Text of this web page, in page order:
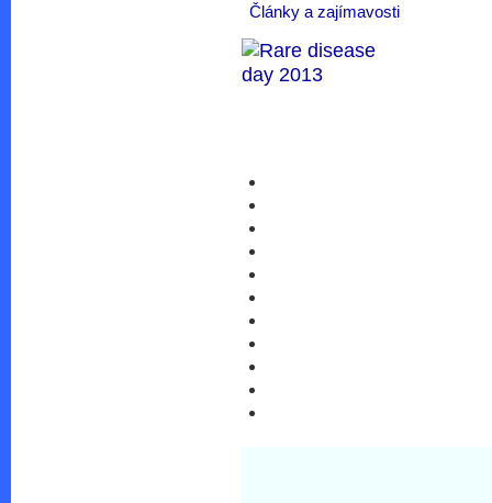
Články a zajímavosti